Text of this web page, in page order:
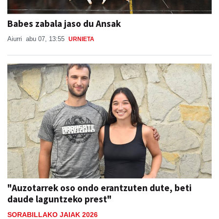
Babes zabala jaso du Ansak
Aiurri abu 07, 13:55 URNIETA
"Auzotarrek oso ondo erantzuten dute, beti
daude laguntzeko prest"
SORABILLAKO JAIAK 2026